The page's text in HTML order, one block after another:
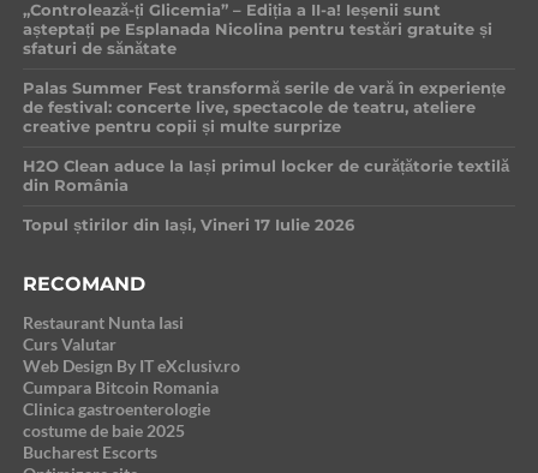
„Controlează-ți Glicemia” – Ediția a II-a! Ieșenii sunt
așteptați pe Esplanada Nicolina pentru testări gratuite și
sfaturi de sănătate
Palas Summer Fest transformă serile de vară în experiențe
de festival: concerte live, spectacole de teatru, ateliere
creative pentru copii și multe surprize
H2O Clean aduce la Iași primul locker de curățătorie textilă
din România
Topul știrilor din Iași, Vineri 17 Iulie 2026
RECOMAND
Restaurant Nunta Iasi
Curs Valutar
Web Design By IT eXclusiv.ro
Cumpara Bitcoin Romania
Clinica gastroenterologie
costume de baie 2025
Bucharest Escorts